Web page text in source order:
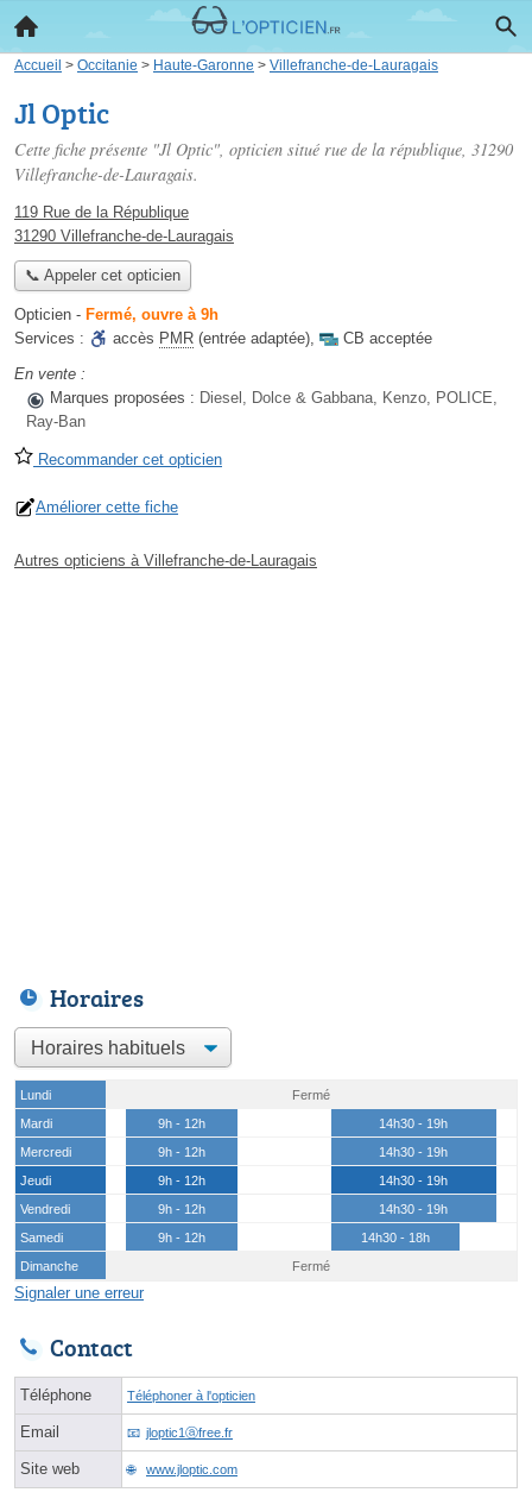
Accueil > Occitanie > Haute-Garonne > Villefranche-de-Lauragais
Jl Optic
Cette fiche présente "Jl Optic", opticien situé rue de la république, 31290
Villefranche-de-Lauragais.
119 Rue de la République
31290 Villefranche-de-Lauragais
📞 Appeler cet opticien
Opticien - Fermé, ouvre à 9h
Services :
accès PMR (entrée adaptée),
CB acceptée
En vente :
Marques proposées : Diesel, Dolce & Gabbana, Kenzo, POLICE,
Ray-Ban
Recommander cet opticien
Améliorer cette fiche
Autres opticiens à Villefranche-de-Lauragais
Horaires
Lundi
Fermé
Mardi
9h - 12h
14h30 - 19h
Mercredi
9h - 12h
14h30 - 19h
Jeudi
9h - 12h
14h30 - 19h
Vendredi
9h - 12h
14h30 - 19h
Samedi
9h - 12h
14h30 - 18h
Dimanche
Fermé
Signaler une erreur
Contact
Téléphone Téléphoner à l'opticien
Email jloptic1ⓐfree.fr
Site web www.jloptic.com